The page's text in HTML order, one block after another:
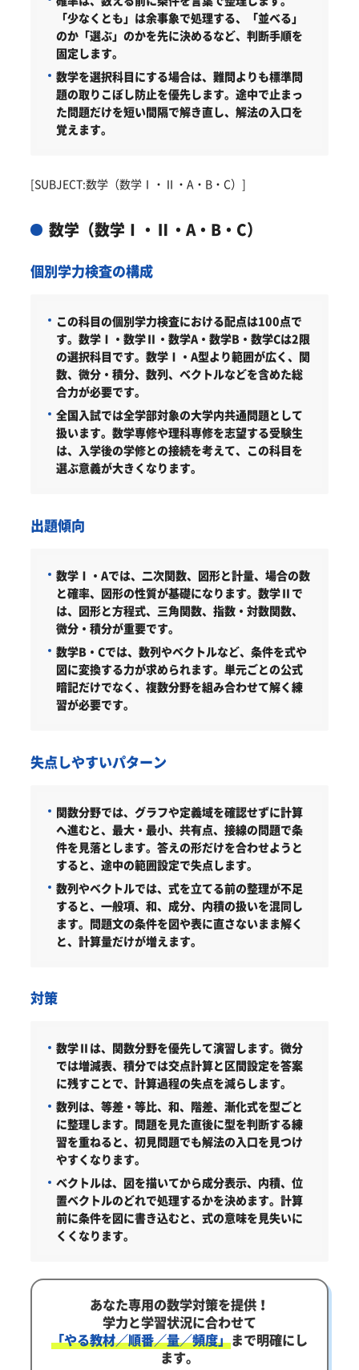
「少なくとも」は余事象で処理する、「並べる」
のか「選ぶ」のかを先に決めるなど、判断手順を
固定します。
数学を選択科目にする場合は、難問よりも標準問
題の取りこぼし防止を優先します。途中で止まっ
た問題だけを短い間隔で解き直し、解法の入口を
覚えます。
[SUBJECT:数学（数学Ⅰ・Ⅱ・A・B・C）]
数学（数学Ⅰ・Ⅱ・A・B・C）
個別学力検査の構成
この科目の個別学力検査における配点は100点で
す。 数学Ⅰ・数学Ⅱ・数学A・数学B・数学Cは2限
の選択科目です。数学Ⅰ・A型より範囲が広く、関
数、微分・積分、数列、ベクトルなどを含めた総
合力が必要です。
全国入試では全学部対象の大学内共通問題として
扱います。数学専修や理科専修を志望する受験生
は、入学後の学修との接続を考えて、この科目を
選ぶ意義が大きくなります。
出題傾向
数学Ⅰ・Aでは、二次関数、図形と計量、場合の数
と確率、図形の性質が基礎になります。数学Ⅱで
は、図形と方程式、三角関数、指数・対数関数、
微分・積分が重要です。
数学B・Cでは、数列やベクトルなど、条件を式や
図に変換する力が求められます。単元ごとの公式
暗記だけでなく、複数分野を組み合わせて解く練
習が必要です。
失点しやすいパターン
関数分野では、グラフや定義域を確認せずに計算
へ進むと、最大・最小、共有点、接線の問題で条
件を見落とします。答えの形だけを合わせようと
すると、途中の範囲設定で失点します。
数列やベクトルでは、式を立てる前の整理が不足
すると、一般項、和、成分、内積の扱いを混同し
ます。問題文の条件を図や表に直さないまま解く
と、計算量だけが増えます。
対策
数学Ⅱは、関数分野を優先して演習します。微分
では増減表、積分では交点計算と区間設定を答案
に残すことで、計算過程の失点を減らします。
数列は、等差・等比、和、階差、漸化式を型ごと
に整理します。問題を見た直後に型を判断する練
習を重ねると、初見問題でも解法の入口を見つけ
やすくなります。
ベクトルは、図を描いてから成分表示、内積、位
置ベクトルのどれで処理するかを決めます。計算
前に条件を図に書き込むと、式の意味を見失いに
くくなります。
あなた専用の数学対策を提供！
学力と学習状況に合わせて
「やる教材／順番／量／頻度」まで明確にし
ます。